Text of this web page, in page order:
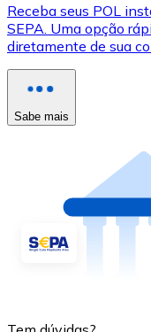
Receba seus POL
SEPA. Uma opção
diretamente de sua
Sabe mais